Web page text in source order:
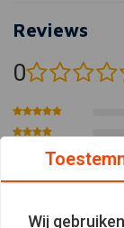
OEM schijven /
chrome 12-17 FXD,
Reviews
0
Wij